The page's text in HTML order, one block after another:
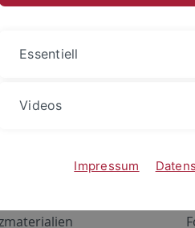
Netzwerk
Essentiell
Videos
Impressum